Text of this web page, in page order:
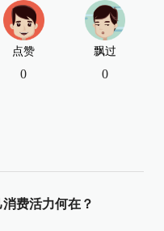
点赞
0
飘过
0
费活力何在？